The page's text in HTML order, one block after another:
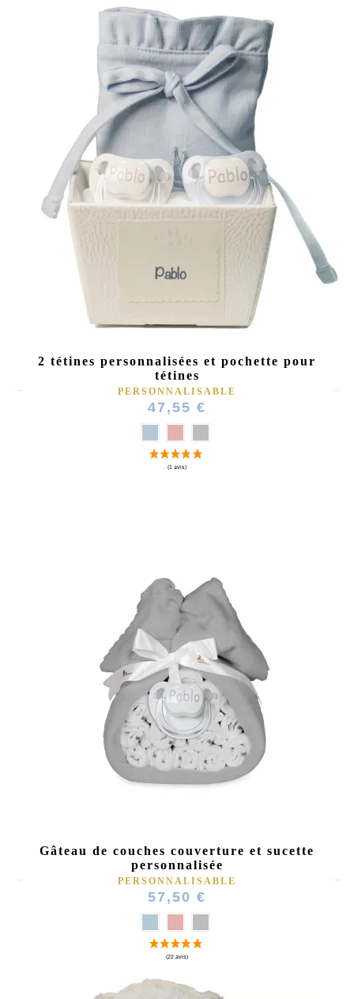
2 tétines personnalisées et pochette pour
tétines
PERSONNALISABLE
47,55 €
Gâteau de couches couverture et sucette
personnalisée
PERSONNALISABLE
57,50 €